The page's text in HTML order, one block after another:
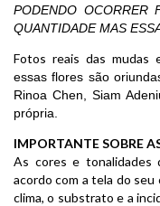
PODENDO OCORRER
QUANTIDADE MAS
Fotos reais das mudas
essas flores são
Rinoa Chen, Siam
própria.
IMPORTANTE SOBRE
As cores e tonalidades
acordo com a tela do
clima, o substrato e a